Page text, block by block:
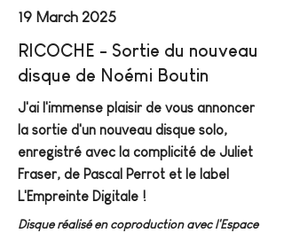
19 March 2025
RICOCHE - Sortie du nouveau
disque de Noémi Boutin
J'ai l'immense plaisir de vous annoncer
la sortie d'un nouveau disque solo,
enregistré avec la complicité de Juliet
Fraser, de Pascal Perrot et le label
L'Empreinte Digitale !
Disque réalisé en coproduction avec l'Espace